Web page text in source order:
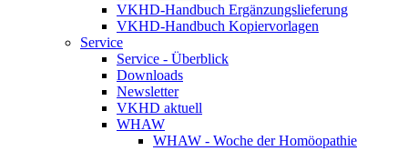
VKHD-Handbuch Ergänzungslieferung
VKHD-Handbuch Kopiervorlagen
Service
Service - Überblick
Downloads
Newsletter
VKHD aktuell
WHAW
WHAW - Woche der Homöopathie